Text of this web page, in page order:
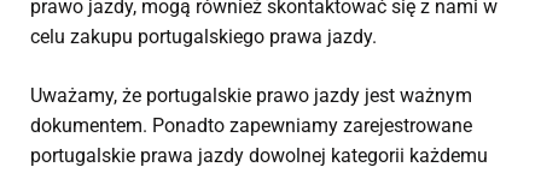
prawo jazdy, mogą również skontaktować się z nami w
celu zakupu portugalskiego prawa jazdy.
Uważamy, że portugalskie prawo jazdy jest ważnym
dokumentem. Ponadto zapewniamy zarejestrowane
portugalskie prawa jazdy dowolnej kategorii każdemu